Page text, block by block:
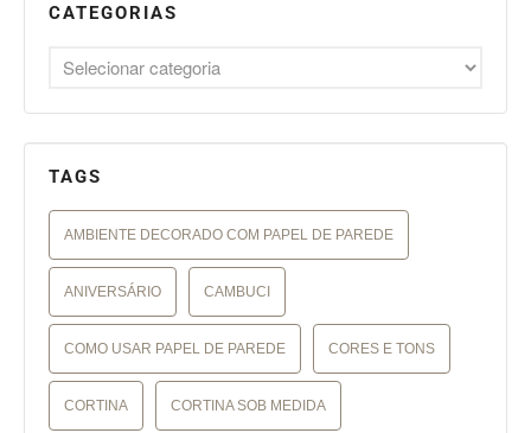
CATEGORIAS
TAGS
AMBIENTE DECORADO COM PAPEL DE PAREDE
ANIVERSÁRIO CAMBUCI
COMO USAR PAPEL DE PAREDE CORES E TONS
CORTINA CORTINA SOB MEDIDA